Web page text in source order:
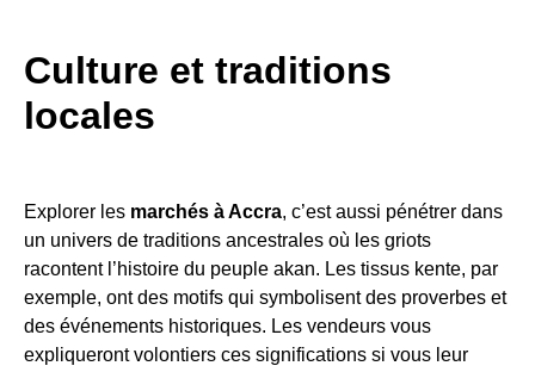
Culture et traditions
locales
Explorer les marchés à Accra, c’est aussi pénétrer dans
un univers de traditions ancestrales où les griots
racontent l’histoire du peuple akan. Les tissus kente, par
exemple, ont des motifs qui symbolisent des proverbes et
des événements historiques. Les vendeurs vous
expliqueront volontiers ces significations si vous leur